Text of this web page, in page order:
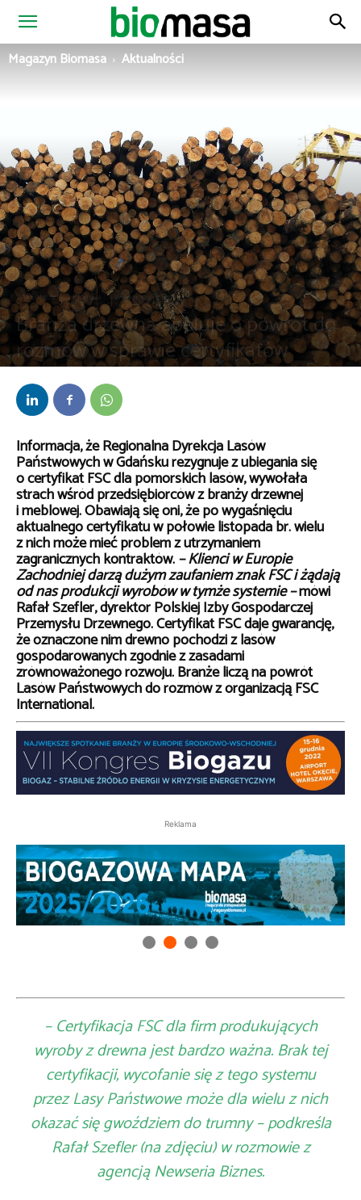
Magazyn
Magazyn Biomasa Aktualności
Aktualności Biomasa Wiadomości z Polski
Branża drzewna apeluje o powrót do
rozmów w sprawie certyfikatów
Informacja, że Regionalna Dyrekcja Lasów
Państwowych w Gdańsku rezygnuje z ubiegania się
o certyfikat FSC dla pomorskich lasów, wywołała
strach wśród przedsiębiorców z branży drzewnej
i meblowej. Obawiają się oni, że po wygaśnięciu
aktualnego certyfikatu w połowie listopada br. wielu
z nich może mieć problem z utrzymaniem
zagranicznych kontraktów.– Klienci w Europie
Zachodniej darzą dużym zaufaniem znak FSC i żądają
od nas produkcji wyrobów w tymże systemie –mówi
Rafał Szefler, dyrektor Polskiej Izby Gospodarczej
Przemysłu Drzewnego.​ Certyfikat FSC daje gwarancję,
że oznaczone nim drewno pochodzi z lasów
gospodarowanych zgodnie z zasadami
zrównoważonego rozwoju. Branże liczą na powrót
Lasów Państwowych do rozmów z organizacją FSC
International.
Reklama
– Certyfikacja FSC dla firm produkujących
wyroby z drewna jest bardzo ważna. Brak tej
certyfikacji, wycofanie się z tego systemu
przez Lasy Państwowe może dla wielu z nich
okazać się gwoździem do trumny – podkreśla
Rafał Szefler (na zdjęciu) w rozmowie z
agencją Newseria Biznes.